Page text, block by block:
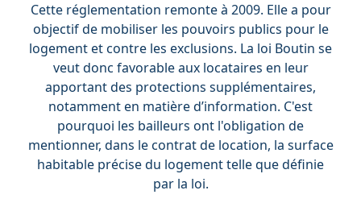
Cette réglementation remonte à 2009. Elle a pour
objectif de mobiliser les pouvoirs publics pour le
logement et contre les exclusions. La loi Boutin se
veut donc favorable aux locataires en leur
apportant des protections supplémentaires,
notamment en matière d’information. C'est
pourquoi les bailleurs ont l'obligation de
mentionner, dans le contrat de location, la surface
habitable précise du logement telle que définie
par la loi.